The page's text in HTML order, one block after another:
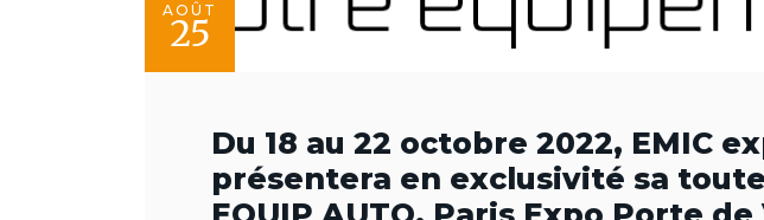
AOÛT
25
Du 18 au 22 octobre 2022, EMIC
présentera en exclusivité sa